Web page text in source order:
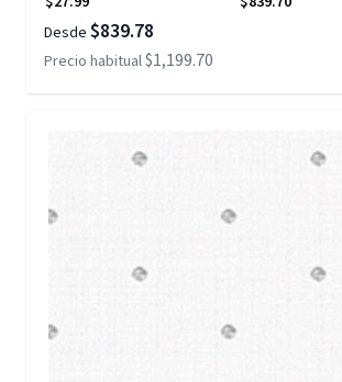
Desde $839.78
Precio habitual$1,199.70